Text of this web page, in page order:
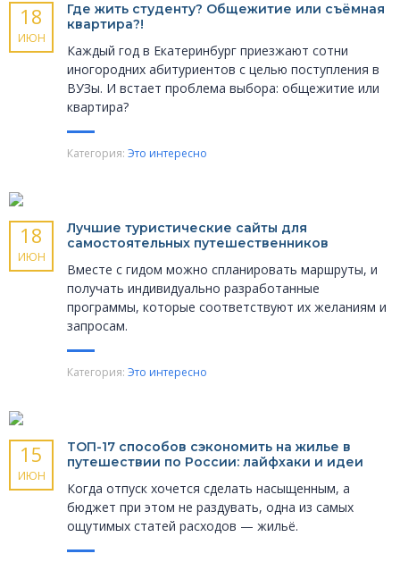
18
ИЮН
Где жить студенту? Общежитие или съёмная
квартира?!
Каждый год в Екатеринбург приезжают сотни
иногородних абитуриентов с целью поступления в
ВУЗы. И встает проблема выбора: общежитие или
квартира?
Категория: Это интересно
18
ИЮН
Лучшие туристические сайты для
самостоятельных путешественников
Вместе с гидом можно спланировать маршруты, и
получать индивидуально разработанные
программы, которые соответствуют их желаниям и
запросам.
Категория: Это интересно
15
ИЮН
ТОП-17 способов сэкономить на жилье в
путешествии по России: лайфхаки и идеи
Когда отпуск хочется сделать насыщенным, а
бюджет при этом не раздувать, одна из самых
ощутимых статей расходов — жильё.